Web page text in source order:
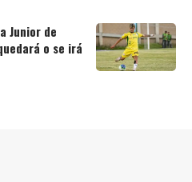
Junior de
o se irá